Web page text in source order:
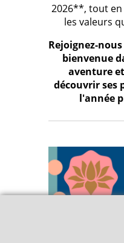
2026**, tout
les valeurs
Rejoignez-
bienvenue
aventure
découvrir ses
l'année